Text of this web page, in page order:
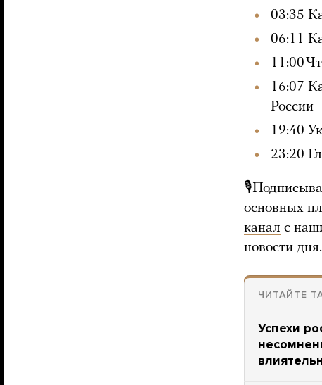
03:35
06:11
11:00
16:07
России
19:40
23:20
основных
канал с
новости
ЧИТАЙТЕ
Успехи